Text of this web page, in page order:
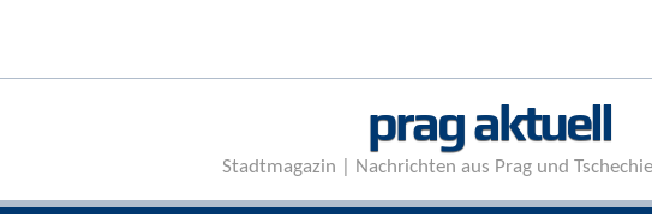
prag aktuell
Stadtmagazin | Nachrichten aus Prag und